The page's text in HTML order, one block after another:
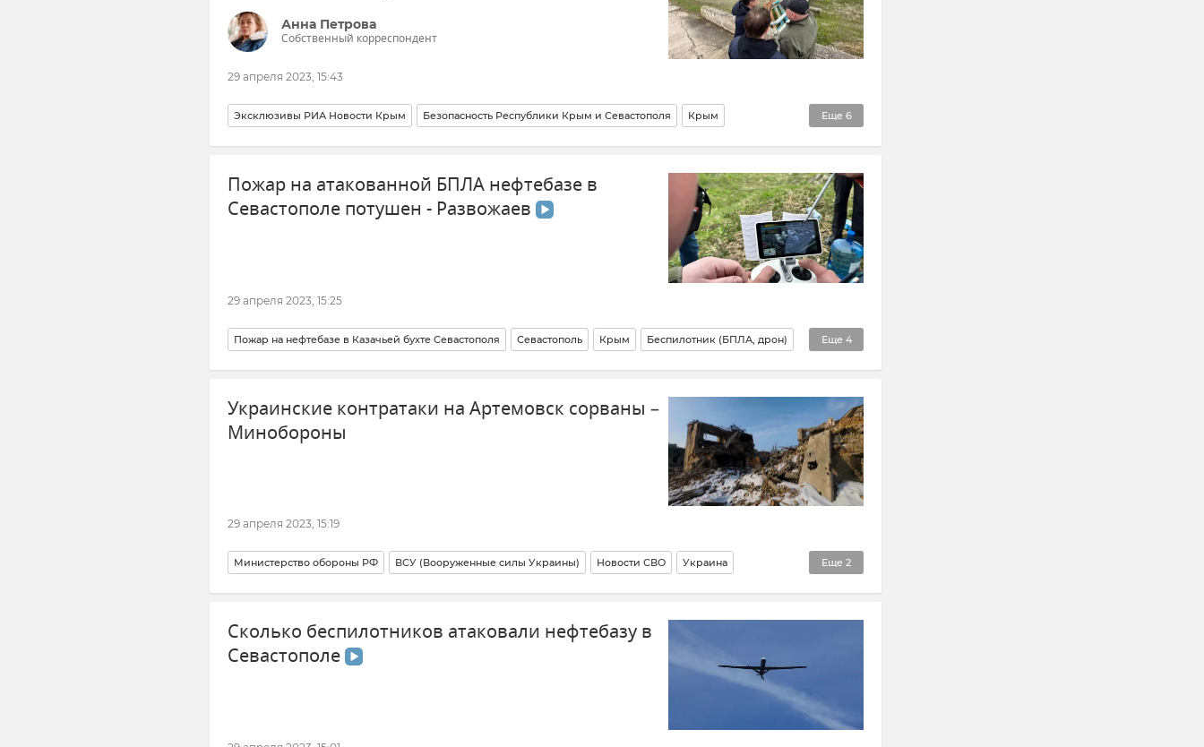
Анна Петрова
Собственный корреспондент
29 апреля 2023, 15:43
Еще 6
Эксклюзивы РИА Новости Крым Безопасность Республики Крым и Севастополя Крым
Севастополь Пожар на нефтебазе в Казачьей бухте Севастополя Беспилотник (БПЛА, дрон)
ВСУ (Вооруженные силы Украины) Мнения Сергей Вологин
Пожар на атакованной БПЛА нефтебазе в
Севастополе потушен - Развожаев
29 апреля 2023, 15:25
Еще 4
Пожар на нефтебазе в Казачьей бухте Севастополя Севастополь Крым Беспилотник (БПЛА, дрон)
Михаил Развожаев Новости Правительство Севастополя Безопасность
Украинские контратаки на Артемовск сорваны –
Минобороны
29 апреля 2023, 15:19
Еще 2
Министерство обороны РФ ВСУ (Вооруженные силы Украины) Новости СВО Украина
Артемовск Новости
Сколько беспилотников атаковали нефтебазу в
Севастополе